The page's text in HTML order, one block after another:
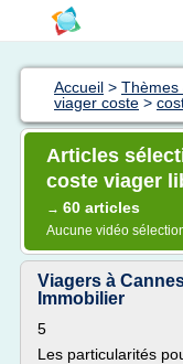
Accueil > Thèmes
viager coste >
Articles
coste viager
→ 60 articles
Aucune vidéo
Viagers à
Immobilier
5
Les particularités